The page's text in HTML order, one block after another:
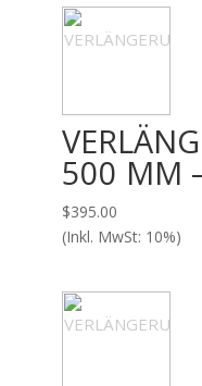
500 MM
$395.00
(Inkl. MwSt: 10%)